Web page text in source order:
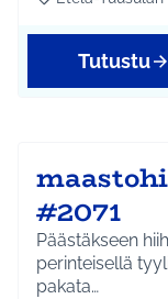
Rajaa tulokset
Tutustu
#2071
Päästäkseen
perinteisellä
pakata…